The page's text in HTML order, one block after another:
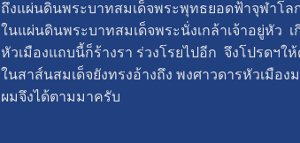
ถึงแผ่นดินพระบาทสมเด็จพระพุทธยอดฟ้าจุฬาโ
ในแผ่นดินพระบาทสมเด็จพระนั่งเกล้าเจ้าอยู่หัว
หัวเมืองแถบนี้ก็ร้างรา ร่วงโรยไปอีก จึงโปรดฯใ
ในสาส์นสมเด็จยังทรงอ้างถึง พงศาวดารหัวเมื
ผมจึงได้ตามมาครับ